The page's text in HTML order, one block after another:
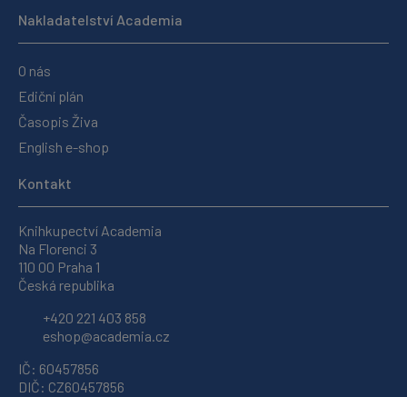
Nakladatelství Academia
O nás
Ediční plán
Časopis Živa
English e-shop
Kontakt
Knihkupectví Academia
Na Florenci 3
110 00 Praha 1
Česká republika
+420 221 403 858
eshop@academia.cz
IČ: 60457856
DIČ: CZ60457856